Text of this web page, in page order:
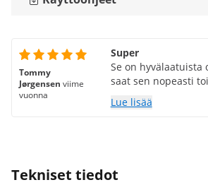
Tommy
Jørgensen viime
vuonna
Super
Se on hyvälaatuista
saat sen nopeasti
Lue lisää
Tekniset tiedot